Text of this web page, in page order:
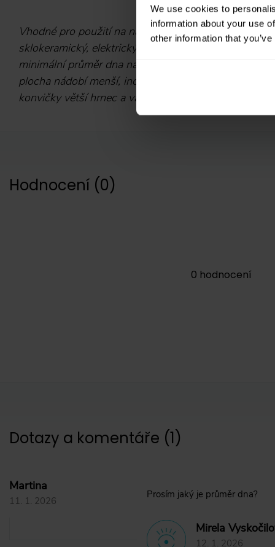
We use cookies to
information about your use
other information that
Vhodné pro použití na následujících typech vařičů:
sklokeramický, elektrický.
Důležitá informace k
minimální průměr dna nádobí, které na něm bude
plocha nádobí menší, indukční vařič nemusí
konvičky větší hrnec a vařič sepne.
Hodnocení (0)
0 hodnocení
Dotazy a komentáře (1)
Martina
11. 1. 2026
Prosím jaký je průměr dna?
Mirela
12. 1. 2026